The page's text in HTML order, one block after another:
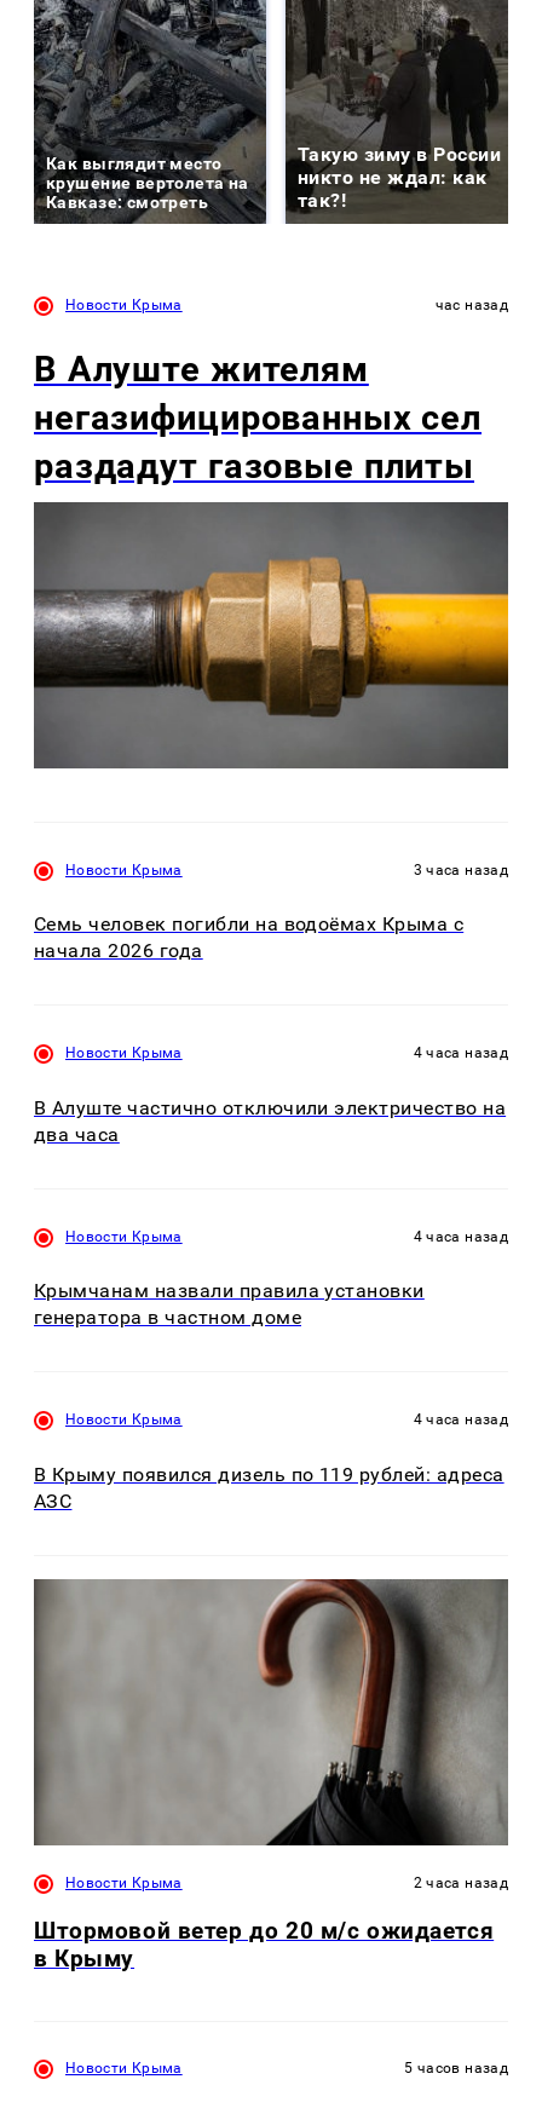
Как выглядит место
крушение вертолета на
Кавказе: смотреть
Такую зиму в России
никто не ждал: как
так?!
Новости Крыма час назад
В Алуште жителям
негазифицированных сел
раздадут газовые плиты
Новости Крыма 3 часа назад
Семь человек погибли на водоёмах Крыма с
начала 2026 года
Новости Крыма 4 часа назад
В Алуште частично отключили электричество на
два часа
Новости Крыма 4 часа назад
Крымчанам назвали правила установки
генератора в частном доме
Новости Крыма 4 часа назад
В Крыму появился дизель по 119 рублей: адреса
АЗС
Новости Крыма 2 часа назад
Штормовой ветер до 20 м/с ожидается
в Крыму
Новости Крыма 5 часов назад